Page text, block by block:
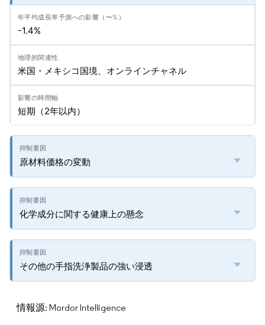
-1.4%
米国・メキシコ国境、オンラインチャネル
短期（2年以内）
原材料価格の変動
化学成分に関する健康上の懸念
その他の手指洗浄製品の強い浸透
情報源: Mordor Intelligence